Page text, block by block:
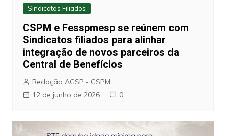
Sindicatos Filiados
CSPM e Fesspmesp se reúnem com
Sindicatos filiados para alinhar
integração de novos parceiros da
Central de Benefícios
Redação AGSP - CSPM
12 de junho de 2026
0